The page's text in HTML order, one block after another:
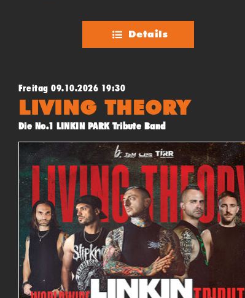
Details
Freitag 09.10.2026 19:30
LIVING THEORY
Die No.1 LINKIN PARK Tribute Band